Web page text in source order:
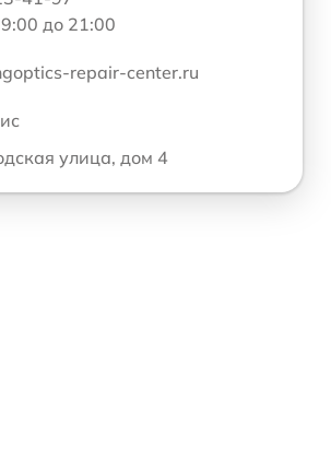
до 21:00
repair-center.ru
улица, дом 4